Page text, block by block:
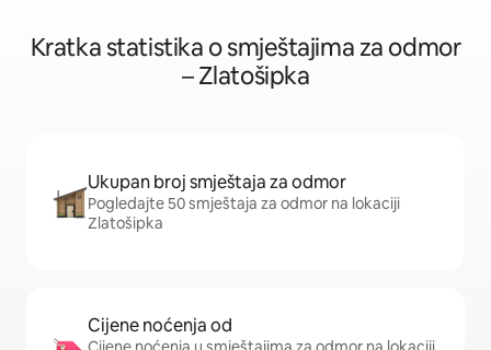
Kratka statistika o smještajima za odmor
– Zlatošipka
Ukupan broj smještaja za odmor
Pogledajte 50 smještaja za odmor na lokaciji
Zlatošipka
Cijene noćenja od